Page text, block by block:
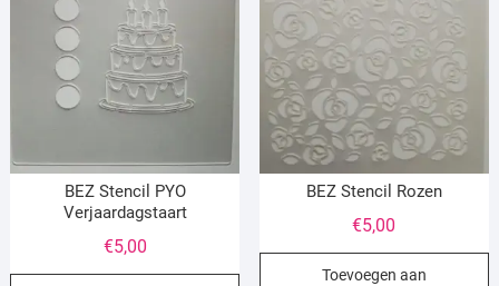
BEZ Stencil PYO
Verjaardagstaart
€5,00
BEZ Stencil Rozen
€5,00
Toevoegen aan